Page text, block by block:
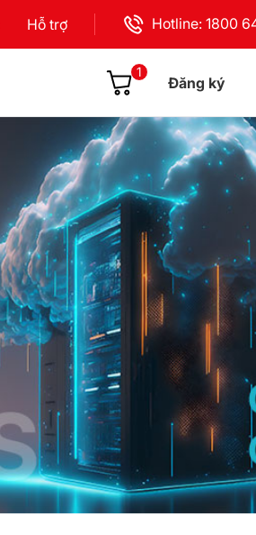
Hỗ trợ Hotline: 1800
1
Đăng ký